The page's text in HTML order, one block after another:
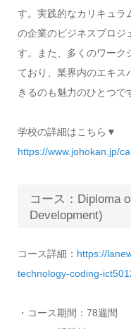
す。実践的なカリキュラ
の企業のビジネスプロジ
す。また、多くのワーク
ており、業界内のエキス
きるのも魅力のひとつで
学校の詳細はこちら▼
https://www.johokan.jp/
コース：Diploma
Development)
コース詳細： https://
technology-coding-
・コース期間：78週間